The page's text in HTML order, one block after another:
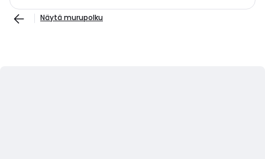
Näytä murupolku